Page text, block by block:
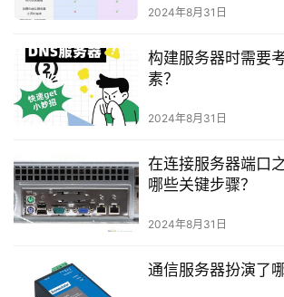
服
器
虚
机
技
2024年8月31日
构建服务器时需要
素？
2024年8月31日
在连接服务器端口
哪些关键步骤？
2024年8月31日
通信服务器扮演了